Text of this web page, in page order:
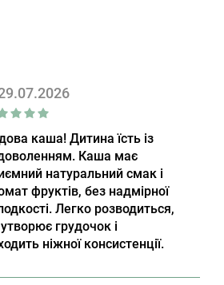
каша! Дитина їсть із
Каша має
натуральний смак і
фруктів, без надмірної
Легко розводиться,
грудочок і
ніжної консистенції.